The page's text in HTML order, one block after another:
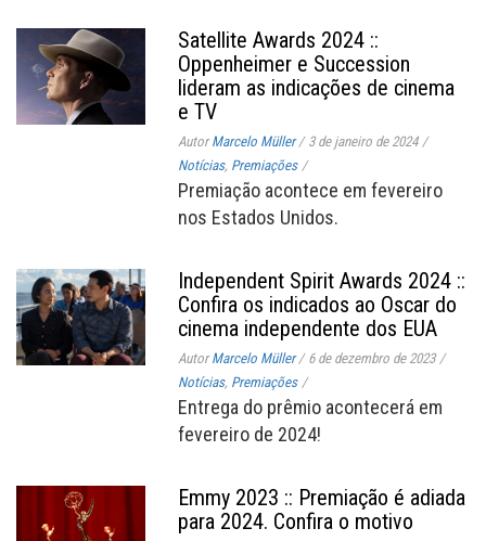
Satellite Awards 2024 ::
Oppenheimer e Succession
lideram as indicações de cinema
e TV
AutorMarcelo Müller / 3 de janeiro de 2024 /
Notícias, Premiações /
Premiação acontece em fevereiro
nos Estados Unidos.
Independent Spirit Awards 2024 ::
Confira os indicados ao Oscar do
cinema independente dos EUA
AutorMarcelo Müller / 6 de dezembro de 2023 /
Notícias, Premiações /
Entrega do prêmio acontecerá em
fevereiro de 2024!
Emmy 2023 :: Premiação é adiada
para 2024. Confira o motivo